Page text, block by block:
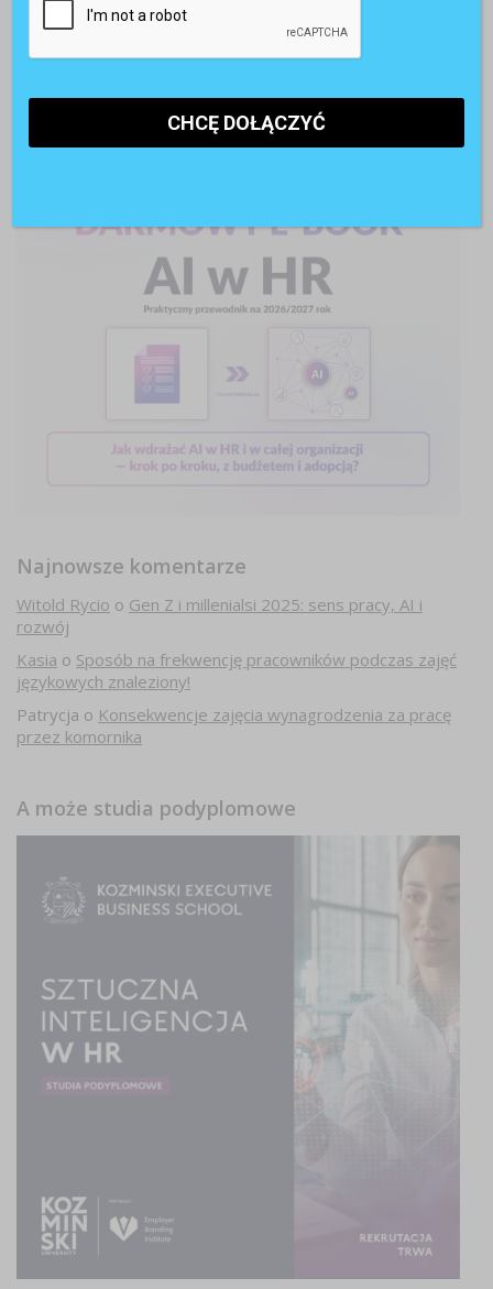
POLECANE RAPORTY
Najnowsze komentarze
Witold Rycio o Gen Z i millenialsi 2025: sens pracy, AI i
rozwój
Kasia o Sposób na frekwencję pracowników podczas zajęć
językowych znaleziony!
Patrycja o Konsekwencje zajęcia wynagrodzenia za pracę
przez komornika
A może studia podyplomowe